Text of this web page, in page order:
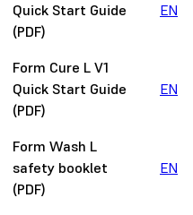
Quick Start Guide
(PDF)
EN
Form Cure L V1
Quick Start Guide
(PDF)
EN
Form Wash L
safety booklet
(PDF)
EN